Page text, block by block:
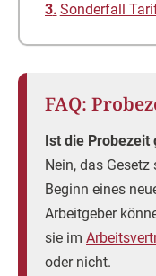
Sonderfall
FAQ:
Ist die
Nein, das
Beginn eines
Arbeitgeber
sie im
oder nicht.